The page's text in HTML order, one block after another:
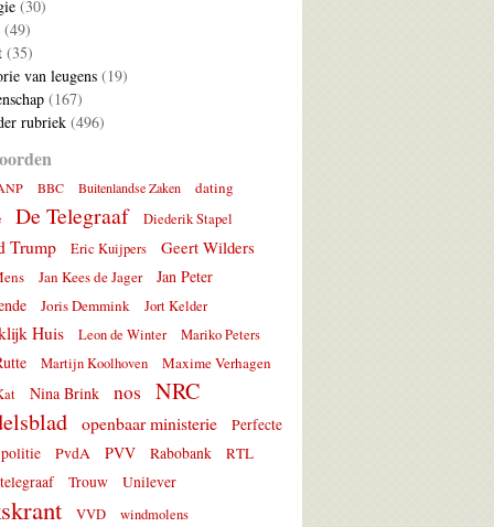
(30)
(49)
(35)
van leugens(19)
(167)
rubriek(496)
BBC Buitenlandse Zaken dating
De Telegraaf Diederik Stapel
Trump Eric Kuijpers Geert Wilders
Jan Kees de Jager
Jan Peter
Joris Demmink Jort Kelder
Huis Leon de Winter Mariko Peters
Martijn Koolhoven Maxime Verhagen
Nina Brink nos
NRC
openbaar ministerie
Perfecte
politie
PvdA PVV Rabobank
RTL
telegraaf
Trouw Unilever
VVD windmolens